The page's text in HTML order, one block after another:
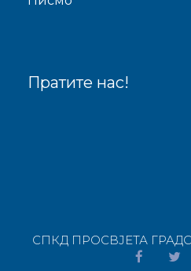
Пратите нас!
СПКД ПРОСВJЕТА